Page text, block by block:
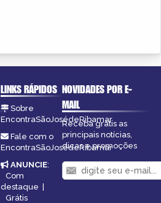
LINKS RÁPIDOS
Sobre
EncontraSãoJosédeRibamar
Fale com o
EncontraSãoJosédeRibamar
ANUNCIE:
Com
destaque |
Grátis
NOVIDADES POR E-
MAIL
Receba grátis as
principais notícias,
dicas e promoções